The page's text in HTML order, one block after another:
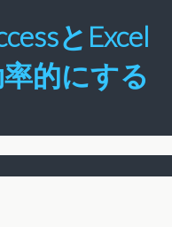
とExcel
的にする